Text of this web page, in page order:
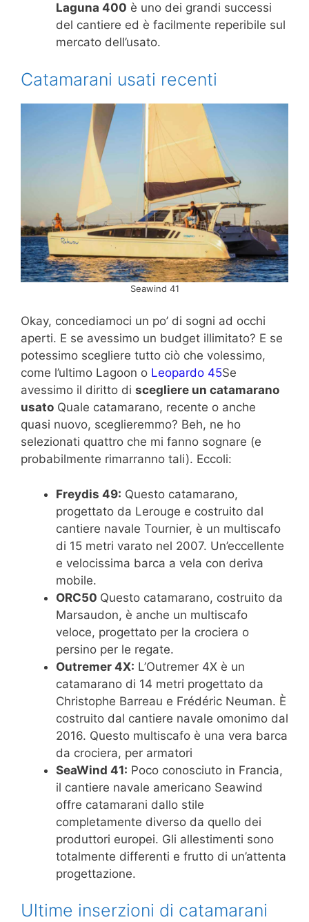
Laguna 400 è uno dei grandi successi
del cantiere ed è facilmente reperibile sul
mercato dell’usato.
Catamarani usati recenti
Seawind 41
Okay, concediamoci un po’ di sogni ad occhi
aperti. E se avessimo un budget illimitato? E se
potessimo scegliere tutto ciò che volessimo,
come l’ultimo Lagoon o Leopardo 45Se
avessimo il diritto di scegliere un catamarano
usato Quale catamarano, recente o anche
quasi nuovo, sceglieremmo? Beh, ne ho
selezionati quattro che mi fanno sognare (e
probabilmente rimarranno tali). Eccoli:
Freydis 49: Questo catamarano,
progettato da Lerouge e costruito dal
cantiere navale Tournier, è un multiscafo
di 15 metri varato nel 2007. Un’eccellente
e velocissima barca a vela con deriva
mobile.
ORC50 Questo catamarano, costruito da
Marsaudon, è anche un multiscafo
veloce, progettato per la crociera o
persino per le regate.
Outremer 4X: L’Outremer 4X è un
catamarano di 14 metri progettato da
Christophe Barreau e Frédéric Neuman. È
costruito dal cantiere navale omonimo dal
2016. Questo multiscafo è una vera barca
da crociera, per armatori
SeaWind 41: Poco conosciuto in Francia,
il cantiere navale americano Seawind
offre catamarani dallo stile
completamente diverso da quello dei
produttori europei. Gli allestimenti sono
totalmente differenti e frutto di un’attenta
progettazione.
Ultime inserzioni di catamarani